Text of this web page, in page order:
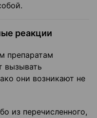
реакции
препаратам
вызывать
они возникают не
из перечисленного,